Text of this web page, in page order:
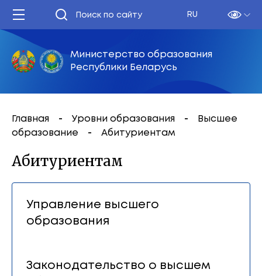
RU
Министерство образования
Республики Беларусь
Главная Уровни образования
Высшее
образование
Абитуриентам
Абитуриентам
Управление высшего
образования
Законодательство о высшем